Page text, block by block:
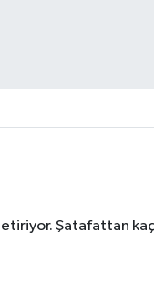
Şatafattan